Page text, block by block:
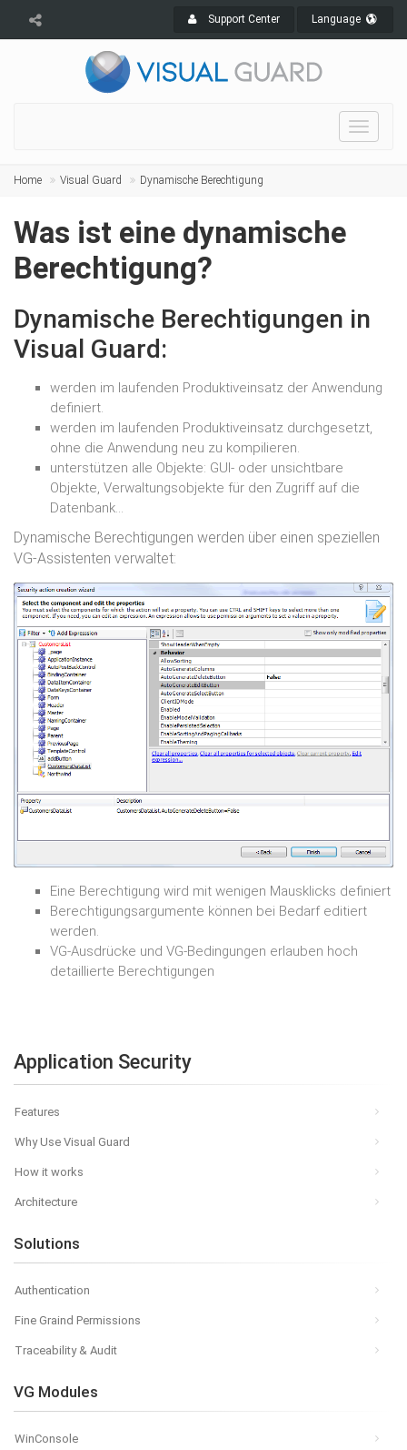
Support Center Language
Toggle
Home Visual Guard Dynamische Berechtigung
Was ist eine dynamische
Berechtigung?
Dynamische Berechtigungen in
Visual Guard:
werden im laufenden Produktiveinsatz der Anwendung
definiert.
werden im laufenden Produktiveinsatz durchgesetzt,
ohne die Anwendung neu zu kompilieren.
unterstützen alle Objekte: GUI- oder unsichtbare
Objekte, Verwaltungsobjekte für den Zugriff auf die
Datenbank…
Dynamische Berechtigungen werden über einen speziellen
VG-Assistenten verwaltet:
Eine Berechtigung wird mit wenigen Mausklicks definiert
Berechtigungsargumente können bei Bedarf editiert
werden.
VG-Ausdrücke und VG-Bedingungen erlauben hoch
detaillierte Berechtigungen
Application Security
Features
Why Use Visual Guard
How it works
Architecture
Solutions
Authentication
Fine Graind Permissions
Traceability & Audit
VG Modules
WinConsole